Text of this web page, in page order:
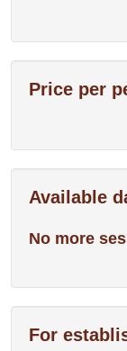
Price per
Available
No more
For